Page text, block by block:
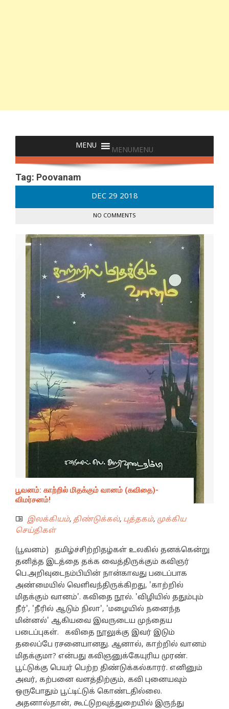
MENUMENU
Tag: Poovanam
DEC 29 2018
NO COMMENTS
பூவனம்: காற்றில் மிதக்கும் வானம் (கவிதை)-
விமர்சனம்!
இலக்கியம், திண்டுக்கல், புத்தகம், முக்கிய
செய்திகள்
(பூவனம்) தமிழ்ச்சிற்றிதழ்கள் உலகில் தனக்கென்று
தனித்த இடத்தை தக்க வைத்திருக்கும் கவிஞர்
பெ.அறிவுடைநம்பியின் நான்காவது படைப்பாக
அண்மையில் வெளிவந்திருக்கிறது, 'காற்றில்
மிதக்கும் வானம்'. கவிதை நூல். 'விழியில் ததும்பும்
நீர்', 'நீரில் ஆடும் நிலா', 'மழையில் நனைந்த
மின்னல்' ஆகியவை இவருடைய முந்தைய
படைப்புகள். கவிதை நூலுக்கு இவர் இடும்
தலைப்பே ரசனையானது. ஆனால், காற்றில் வானம்
மிதக்குமா? என்பது கவிஞனுக்கேயுரிய முரண்.
பூட்டுக்கு பெயர் பெற்ற திண்டுக்கல்காரர். எனினும்
அவர், கற்பனை வளத்திற்கும், கவி புனையவும்
ஒருபோதும் பூட்டிட்டுக் கொண்டதில்லை.
அதனால்தான், கூட்டுறவுத்துறையில் இருந்து